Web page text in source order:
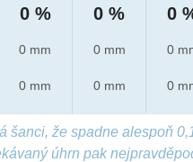
0 %
0 mm
0 mm
0 %
0 mm
0 mm
0
0
0
šanci, že spadne alespoň
úhrn pak